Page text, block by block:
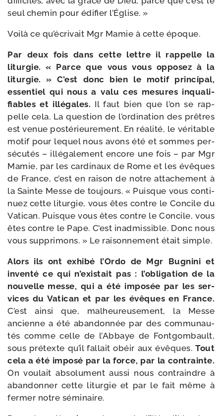
seul che­min pour édi­fier l’Église. »
Voilà ce qu’écrivait Mgr Mamie à cette époque.
Par deux fois dans cette lettre il rap­pelle la
litur­gie. « Parce que vous vous oppo­sez à la
litur­gie. » C’est donc bien le motif prin­ci­pal,
essen­tiel qui nous a valu ces mesures inqua­li­
fiables et illé­gales. Il faut bien que l’on se rap­
pelle cela. La ques­tion de l’ordination des prêtres
est venue pos­té­rieu­re­ment. En réa­li­té, le véri­table
motif pour lequel nous avons été et sommes per­
sé­cu­tés – illé­ga­le­ment encore une fois – par Mgr
Mamie, par les car­di­naux de Rome et les évêques
de France, c’est en rai­son de notre atta­che­ment à
la Sainte Messe de tou­jours. « Puisque vous conti­
nuez cette litur­gie, vous êtes contre le Concile du
Vatican. Puisque vous êtes contre le Concile, vous
êtes contre le Pape. C’est inad­mis­sible. Donc nous
vous sup­pri­mons. » Le rai­son­ne­ment était simple.
Alors ils ont exhi­bé l’Ordo de Mgr Bugnini et
inven­té ce qui n’existait pas : l’obligation de la
nou­velle messe, qui a été impo­sée par les ser­
vices du Vatican et par les évêques en France.
C’est ain­si que, mal­heu­reu­se­ment, la Messe
ancienne a été aban­don­née par des com­mu­nau­
tés comme celle de l’Abbaye de Fontgombault,
sous pré­texte qu’il fal­lait obéir aux évêques. Tout
cela a été impo­sé par la force, par la contrainte.
On vou­lait abso­lu­ment aus­si nous contraindre à
aban­don­ner cette litur­gie et par le fait même à
fer­mer notre séminaire.